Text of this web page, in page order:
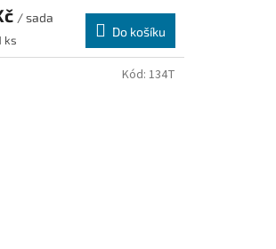
/ sada
ks
Do košíku
Kód: 134T